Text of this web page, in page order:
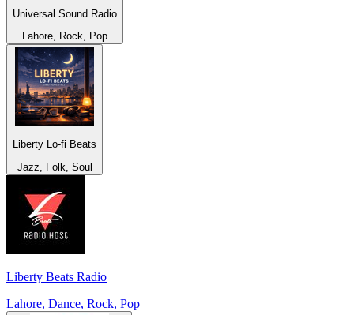
Universal Sound Radio
Lahore, Rock, Pop
Liberty Lo-fi Beats
Jazz, Folk, Soul
Liberty Beats Radio
Lahore, Dance, Rock, Pop